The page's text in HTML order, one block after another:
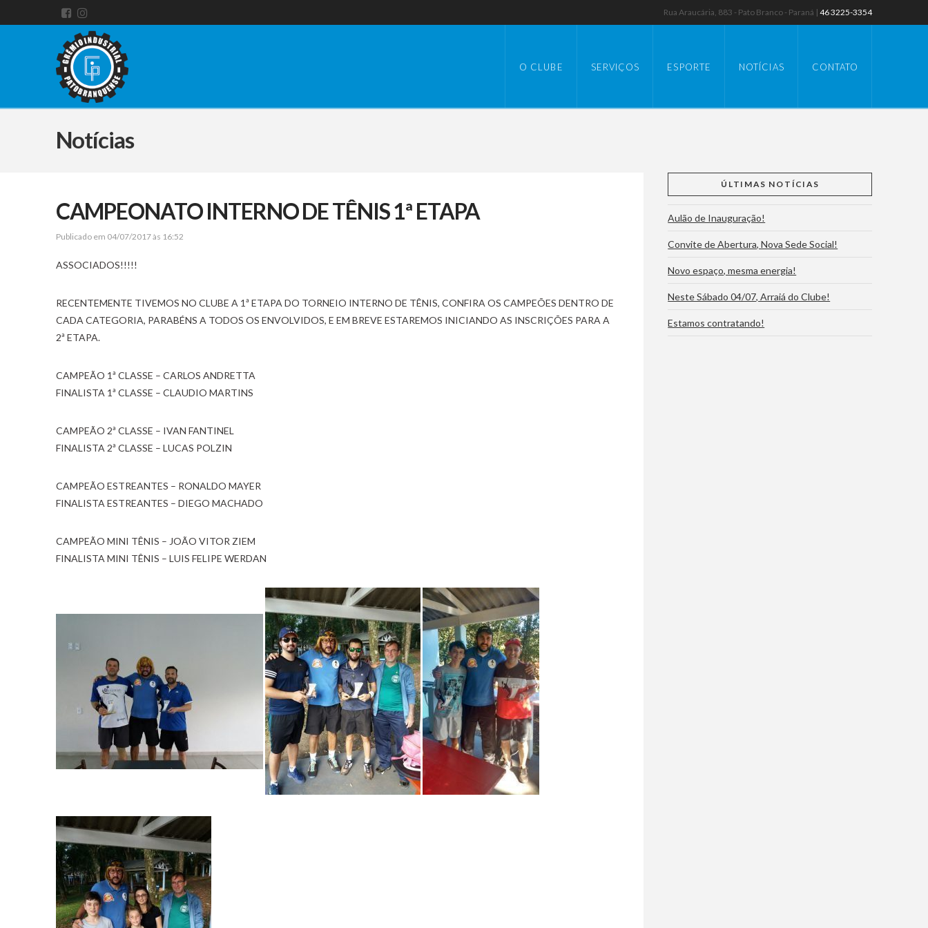
Rua Araucária, 883 - Pato Branco - Paraná |46 3225-3354
O CLUBE SERVIÇOS ESPORTE NOTÍCIAS CONTATO
Notícias
CAMPEONATO INTERNO DE TÊNIS 1ª ETAPA
Publicado em 04/07/2017 às 16:52
ASSOCIADOS!!!!!
RECENTEMENTE TIVEMOS NO CLUBE A 1ª ETAPA DO TORNEIO INTERNO DE TÊNIS, CONFIRA OS CAMPEÕES DENTRO DE
CADA CATEGORIA, PARABÉNS A TODOS OS ENVOLVIDOS, E EM BREVE ESTAREMOS INICIANDO AS INSCRIÇÕES PARA A
2ª ETAPA.
CAMPEÃO 1ª CLASSE – CARLOS ANDRETTA
FINALISTA 1ª CLASSE – CLAUDIO MARTINS
CAMPEÃO 2ª CLASSE – IVAN FANTINEL
FINALISTA 2ª CLASSE – LUCAS POLZIN
CAMPEÃO ESTREANTES – RONALDO MAYER
FINALISTA ESTREANTES – DIEGO MACHADO
CAMPEÃO MINI TÊNIS – JOÃO VITOR ZIEM
FINALISTA MINI TÊNIS – LUIS FELIPE WERDAN
ÚLTIMAS NOTÍCIAS
Aulão de Inauguração!
Convite de Abertura, Nova Sede Social!
Novo espaço, mesma energia!
Neste Sábado 04/07, Arraiá do Clube!
Estamos contratando!